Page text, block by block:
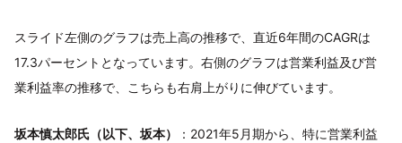
スライド左側のグラフは売上高の推移で、直近6年間のCAGRは
17.3パーセントとなっています。右側のグラフは営業利益及び営
業利益率の推移で、こちらも右肩上がりに伸びています。
坂本慎太郎氏（以下、坂本）
：2021年5月期から、特に営業利益